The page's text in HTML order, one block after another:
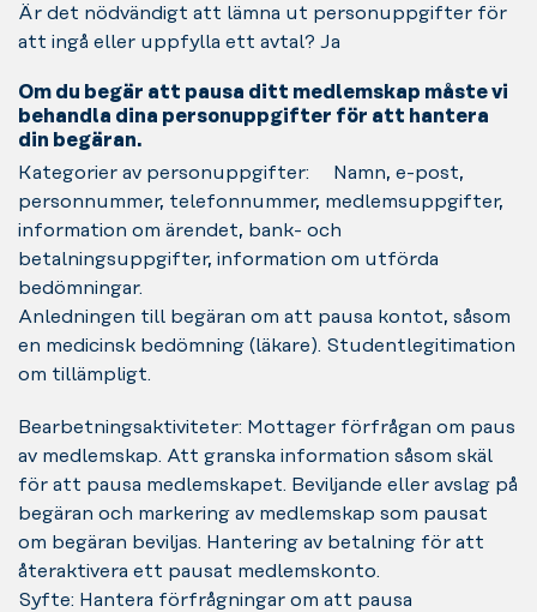
Är det nödvändigt att lämna ut personuppgifter för
att ingå eller uppfylla ett avtal? Ja
Om du begär att pausa ditt medlemskap måste vi
behandla dina personuppgifter för att hantera
din begäran.
Kategorier av personuppgifter: Namn, e-post,
personnummer, telefonnummer, medlemsuppgifter,
information om ärendet, bank- och
betalningsuppgifter, information om utförda
bedömningar.
Anledningen till begäran om att pausa kontot, såsom
en medicinsk bedömning (läkare). Studentlegitimation
om tillämpligt.
Bearbetningsaktiviteter: Mottager förfrågan om paus
av medlemskap. Att granska information såsom skäl
för att pausa medlemskapet. Beviljande eller avslag på
begäran och markering av medlemskap som pausat
om begäran beviljas. Hantering av betalning för att
återaktivera ett pausat medlemskonto.
Syfte: Hantera förfrågningar om att pausa